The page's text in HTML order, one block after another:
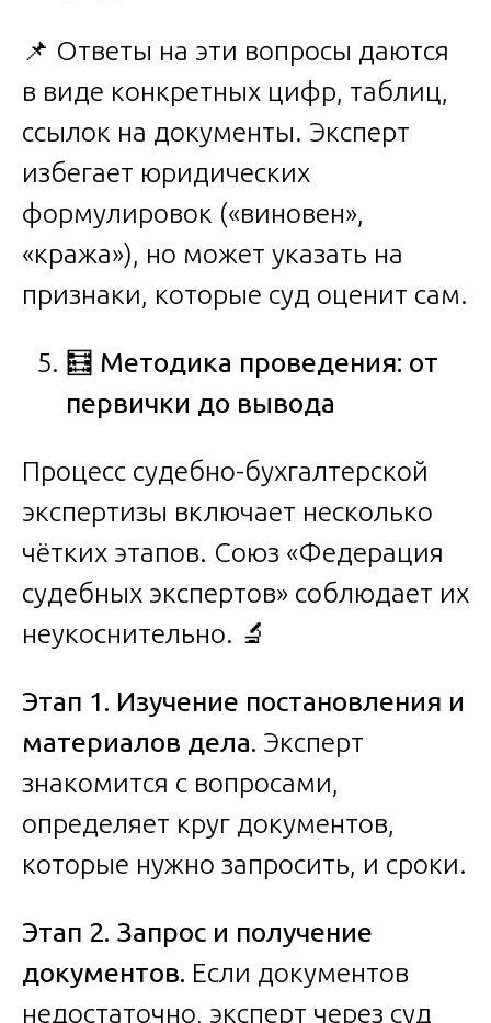
📌 Ответы на эти вопросы даются
в виде конкретных цифр, таблиц,
ссылок на документы. Эксперт
избегает юридических
формулировок («виновен»,
«кража»), но может указать на
признаки, которые суд оценит сам.
🧮 Методика проведения: от
первички до вывода
Процесс судебно-бухгалтерской
экспертизы включает несколько
чётких этапов. Союз «Федерация
судебных экспертов» соблюдает их
неукоснительно. 🔬
Этап 1. Изучение постановления и
материалов дела. Эксперт
знакомится с вопросами,
определяет круг документов,
которые нужно запросить, и сроки.
Этап 2. Запрос и получение
документов. Если документов
недостаточно, эксперт через суд